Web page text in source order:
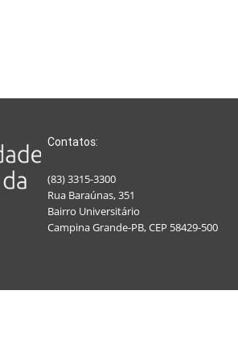
Contatos:
(83) 3315-3300
Rua Baraúnas, 351
Bairro Universitário
Campina Grande-PB, CEP 58429-500